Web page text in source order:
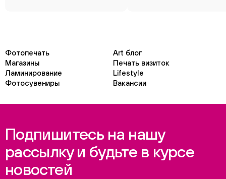
Фотопечать
Art блог
Магазины
Печать визиток
Ламинирование
Lifestyle
Фотосувениры
Вакансии
Подпишитесь на нашу
рассылку и будьте в курсе
новостей